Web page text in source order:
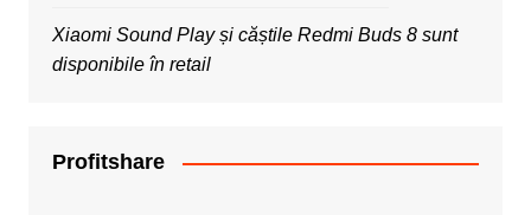
Xiaomi Sound Play și căștile Redmi Buds 8 sunt
disponibile în retail
Profitshare